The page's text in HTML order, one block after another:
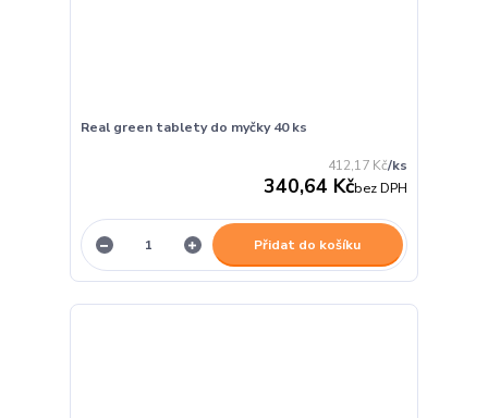
Real green tablety do myčky 40 ks
412,17 Kč/ks
340,64 Kčbez DPH
Přidat do košíku